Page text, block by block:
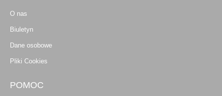
O nas
Biuletyn
Dane osobowe
Pliki Cookies
POMOC